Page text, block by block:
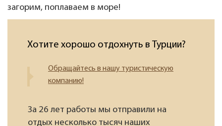
загорим, поплаваем в море!
Хотите хорошо отдохнуть в Турции?
Обращайтесь в нашу туристическую
компанию!
За 26 лет работы мы отправили на
отдых несколько тысяч наших